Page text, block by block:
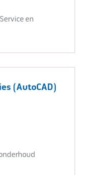
en
(AutoCAD)